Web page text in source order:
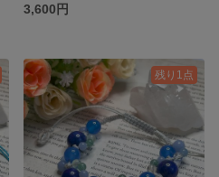
3,600円
残り1点